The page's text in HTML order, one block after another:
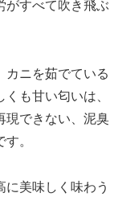
がすべて吹き飛ぶ
カニを茹でている
も甘い匂いは、
現できない、泥臭
。
美味しく味わう